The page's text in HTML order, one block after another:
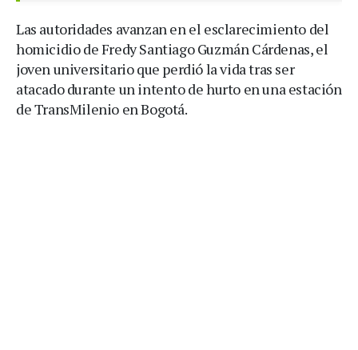
Las autoridades avanzan en el esclarecimiento del
homicidio de Fredy Santiago Guzmán Cárdenas, el
joven universitario que perdió la vida tras ser
atacado durante un intento de hurto en una estación
de TransMilenio en Bogotá.